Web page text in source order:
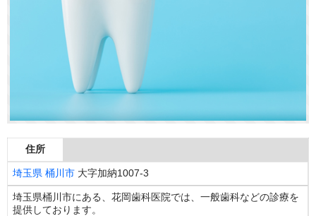
住所
埼玉県 桶川市 大字加納1007-3
埼玉県桶川市にある、花岡歯科医院では、一般歯科などの診療を
提供しております。